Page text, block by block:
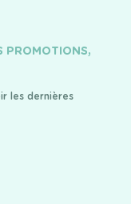
PROMOTIONS,
les dernières